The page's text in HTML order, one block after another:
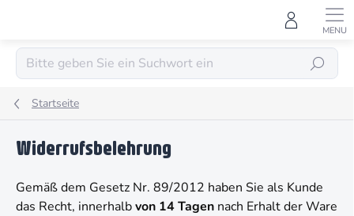
SUCHEN
Startseite
Widerrufsbelehrung
Gemäß dem Gesetz Nr. 89/2012 haben Sie als Kunde
das Recht, innerhalbvon 14 Tagen nach Erhalt der Ware